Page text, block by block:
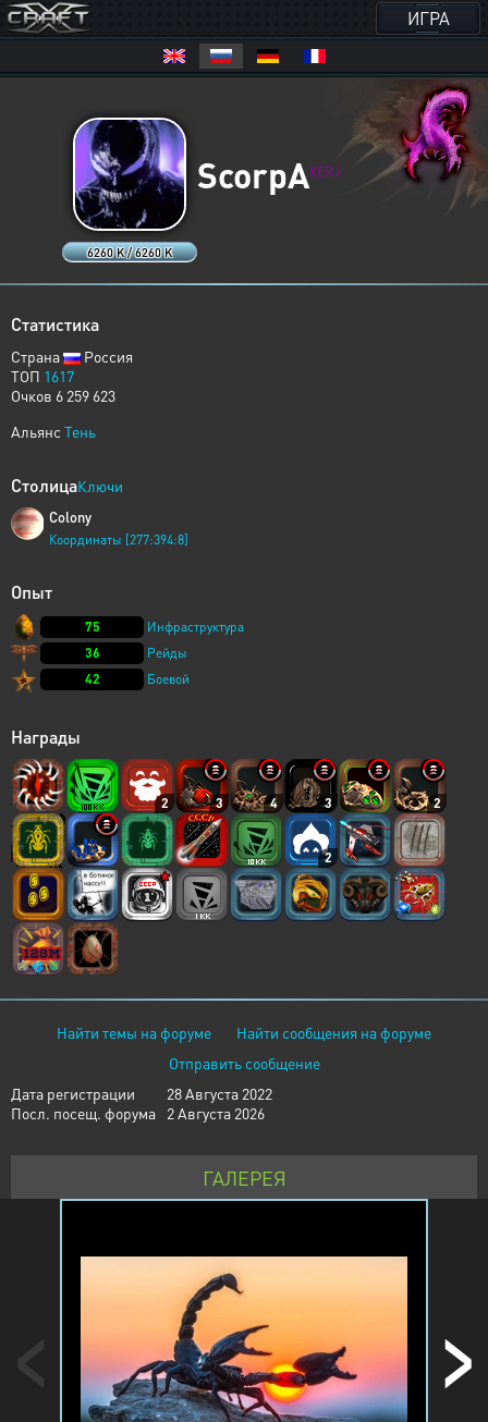
ИГРА
6260 K / 6260 K
ScorpAXERJ
Статистика
Страна
Россия
ТОП 1617
Очков 6 259 623
Альянс Тень
СтолицаКлючи
Colony
Координаты [277:394:8]
Опыт
75
Инфраструктура
36
Рейды
42
Боевой
Награды
2 3 4 3 2
2
Найти темы на форуме
Найти сообщения на форуме
Отправить сообщение
Дата регистрации
28 Августа 2022
Посл. посещ. форума
2 Августа 2026
ГАЛЕРЕЯ